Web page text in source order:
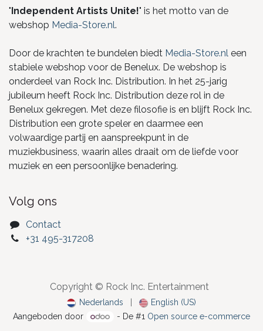
"Independent Artists Unite!" is het motto van de
webshop Media-Store.nl.
Door de krachten te bundelen biedt Media-Store.nl een
stabiele webshop voor de Benelux. De webshop is
onderdeel van Rock Inc. Distribution. In het 25-jarig
jubileum heeft Rock Inc. Distribution deze rol in de
Benelux gekregen. Met deze filosofie is en blijft Rock Inc.
Distribution een grote speler en daarmee een
volwaardige partij en aanspreekpunt in de
muziekbusiness, waarin alles draait om de liefde voor
muziek en een persoonlijke benadering.
Volg ons
Contact
+31 495-317208
Copyright © Rock Inc. Entertainment
Nederlands
English (US)
Aangeboden door
- De #1 Open source e-commerce